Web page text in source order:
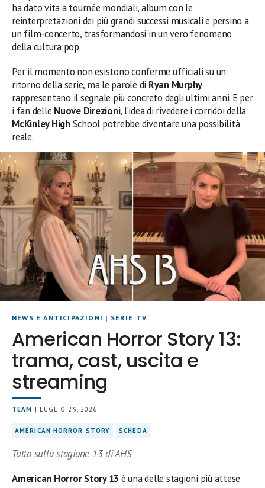
ha dato vita a tournée mondiali, album con le
reinterpretazioni dei più grandi successi musicali e persino a
un film-concerto, trasformandosi in un vero fenomeno
della cultura pop.
Per il momento non esistono conferme ufficiali su un
ritorno della serie, ma le parole di Ryan Murphy
rappresentano il segnale più concreto degli ultimi anni. E per
i fan delle Nuove Direzioni, l’idea di rivedere i corridoi della
McKinley HighSchool potrebbe diventare una possibilità
reale.
NEWS E ANTICIPAZIONI | SERIE TV
American Horror Story 13:
trama, cast, uscita e
streaming
TEAM | LUGLIO 29, 2026
AMERICAN HORROR STORY SCHEDA
Tutto sulla stagione 13 di AHS
American Horror Story 13 è una delle stagioni più attese